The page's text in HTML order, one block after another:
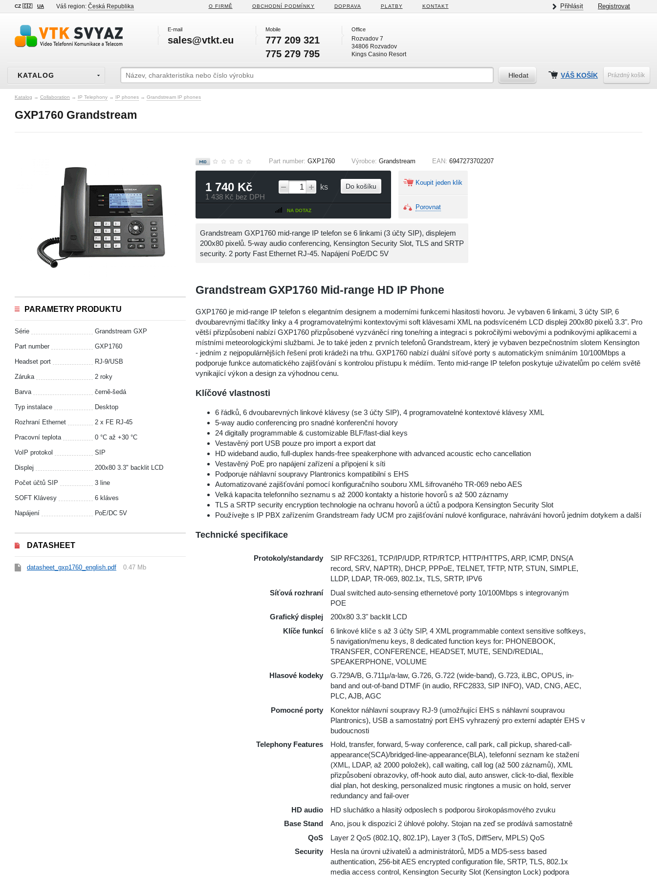
CZ 🇨🇿 UA Váš region: Česká Republika O FIRMĚ OBCHODNÍ PODMÍNKY DOPRAVA PLATBY KONTAKT Přihlásit Registrovat
E-mail
sales@vtkt.eu
Mobile
777 209 321
775 279 795
Office
Rozvadov 7
34806 Rozvadov
Kings Casino Resort
KATALOG VÁŠ KOŠÍK Prázdný košík
Katalog → Collaboration → IP Telephony → IP phones → Grandstream IP phones
GXP1760 Grandstream
PARAMETRY PRODUKTU
Série Grandstream GXP
Part number GXP1760
Headset port RJ-9/USB
Záruka 2 roky
Barva černě-šedá
Typ instalace Desktop
Rozhraní Ethernet 2 x FE RJ-45
Pracovní teplota 0 °С až +30 °С
VoIP protokol SIP
Displej 200x80 3.3" backlit LCD
Počet účtů SIP 3 line
SOFT Klávesy 6 kláves
Napájení РоЕ/DC 5V
DATASHEET
datasheet_gxp1760_english.pdf 0.47 Mb
Part number: GXP1760 Výrobce: Grandstream EAN: 6947273702207
1 740 Kč
1 438 Kč bez DPH
ks
NA DOTAZ
Do košíku Koupit jeden klik
Porovnat
Grandstream GXP1760 mid-range IP telefon se 6 linkami (3 účty SIP), displejem
200x80 pixelů. 5-way audio conferencing, Kensington Security Slot, TLS and SRTP
security. 2 porty Fast Ethernet RJ-45. Napájení PoE/DC 5V
Grandstream GXP1760 Mid-range HD IP Phone
GXP1760 je mid-range IP telefon s elegantním designem a moderními funkcemi hlasitosti hovoru. Je vybaven 6 linkami, 3 účty SIP, 6
dvoubarevnými tlačítky linky a 4 programovatelnými kontextovými soft klávesami XML na podsvíceném LCD displeji 200x80 pixelů 3.3". Pro
větší přizpůsobení nabízí GXP1760 přizpůsobené vyzváněcí ring tone/ring a integraci s pokročilými webovými a podnikovými aplikacemi a
místními meteorologickými službami. Je to také jeden z prvních telefonů Grandstream, který je vybaven bezpečnostním slotem Kensington
- jedním z nejpopulárnějších řešení proti krádeži na trhu. GXP1760 nabízí duální síťové porty s automatickým snímáním 10/100Mbps a
podporuje funkce automatického zajišťování s kontrolou přístupu k médiím. Tento mid-range IP telefon poskytuje uživatelům po celém světě
vynikající výkon a design za výhodnou cenu.
Klíčové vlastnosti
6 řádků, 6 dvoubarevných linkové klávesy (se 3 účty SIP), 4 programovatelné kontextové klávesy XML
5-way audio conferencing pro snadné konferenční hovory
24 digitally programmable & customizable BLF/fast-dial keys
Vestavěný port USB pouze pro import a export dat
HD wideband audio, full-duplex hands-free speakerphone with advanced acoustic echo cancellation
Vestavěný PoE pro napájení zařízení a připojení k síti
Podporuje náhlavní soupravy Plantronics kompatibilní s EHS
Automatizované zajišťování pomocí konfiguračního souboru XML šifrovaného TR-069 nebo AES
Velká kapacita telefonního seznamu s až 2000 kontakty a historie hovorů s až 500 záznamy
TLS a SRTP security encryption technologie na ochranu hovorů a účtů a podpora Kensington Security Slot
Používejte s IP PBX zařízením Grandstream řady UCM pro zajišťování nulové konfigurace, nahrávání hovorů jedním dotykem a další
Technické specifikace
Protokoly/standardy
SIP RFC3261, TCP/IP/UDP, RTP/RTCP, HTTP/HTTPS, ARP, ICMP, DNS(A
record, SRV, NAPTR), DHCP, PPPoE, TELNET, TFTP, NTP, STUN, SIMPLE,
LLDP, LDAP, TR-069, 802.1x, TLS, SRTP, IPV6
Síťová rozhraní
Dual switched auto-sensing ethernetové porty 10/100Mbps s integrovaným
POE
Grafický displej
200x80 3.3" backlit LCD
Klíče funkcí
6 linkové klíče s až 3 účty SIP, 4 XML programmable context sensitive softkeys,
5 navigation/menu keys, 8 dedicated function keys for: PHONEBOOK,
TRANSFER, CONFERENCE, HEADSET, MUTE, SEND/REDIAL,
SPEAKERPHONE, VOLUME
Hlasové kodeky
G.729A/B, G.711μ/a-law, G.726, G.722 (wide-band), G.723, iLBC, OPUS, in-
band and out-of-band DTMF (in audio, RFC2833, SIP INFO), VAD, CNG, AEC,
PLC, AJB, AGC
Pomocné porty
Konektor náhlavní soupravy RJ-9 (umožňující EHS s náhlavní soupravou
Plantronics), USB a samostatný port EHS vyhrazený pro externí adaptér EHS v
budoucnosti
Telephony Features
Hold, transfer, forward, 5-way conference, call park, call pickup, shared-call-
appearance(SCA)/bridged-line-appearance(BLA), telefonní seznam ke stažení
(XML, LDAP, až 2000 položek), call waiting, call log (až 500 záznamů), XML
přizpůsobení obrazovky, off-hook auto dial, auto answer, click-to-dial, flexible
dial plan, hot desking, personalized music ringtones a music on hold, server
redundancy and fail-over
HD audio
HD sluchátko a hlasitý odposlech s podporou širokopásmového zvuku
Base Stand
Ano, jsou k dispozici 2 úhlové polohy. Stojan na zeď se prodává samostatně
QoS
Layer 2 QoS (802.1Q, 802.1P), Layer 3 (ToS, DiffServ, MPLS) QoS
Security
Hesla na úrovni uživatelů a administrátorů, MD5 a MD5-sess based
authentication, 256-bit AES encrypted configuration file, SRTP, TLS, 802.1x
media access control, Kensington Security Slot (Kensington Lock) podpora